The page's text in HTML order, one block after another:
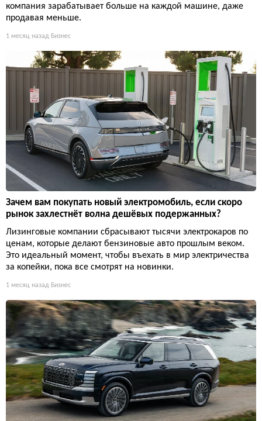
компания зарабатывает больше на каждой машине, даже
продавая меньше.
1 месяц назад Бизнес
Зачем вам покупать новый электромобиль, если скоро
рынок захлестнёт волна дешёвых подержанных?
Лизинговые компании сбрасывают тысячи электрокаров по
ценам, которые делают бензиновые авто прошлым веком.
Это идеальный момент, чтобы въехать в мир электричества
за копейки, пока все смотрят на новинки.
1 месяц назад Бизнес